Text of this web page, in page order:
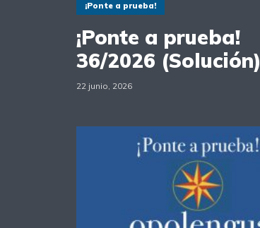
¡Ponte a prueba!
¡Ponte a prueba!
36/2026 (Solución)
22 junio, 2026